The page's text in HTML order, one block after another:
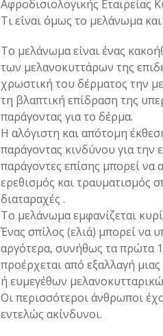
Αφροδισιολογικής Εταιρείας
Τι είναι όμως το μελάνωμα
Το μελάνωμα είναι ένας
των μελανοκυττάρων της
χρωστική του δέρματος την
τη βλαπτική επίδραση της
παράγοντας για το δέρμα.
Η αλόγιστη και απότομη
παράγοντας κινδύνου για
παράγοντες επίσης μπορεί
ερεθισμός και τραυματισμός
διαταραχές .
Το μελάνωμα εμφανίζεται
Ένας σπίλος (ελιά) μπορεί να
αργότερα, συνήθως τα πρώτα
προέρχεται από εξαλλαγή
ή ευμεγέθων
Οι περισσότεροι άνθρωποι
εντελώς ακίνδυνοι.